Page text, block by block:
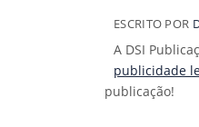
ESCRITO POR
A DSI
publicidade
publicação!